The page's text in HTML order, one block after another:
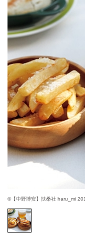
©【中野博安】扶桑社 haru_mi